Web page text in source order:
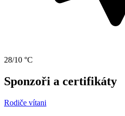
28/10 °C
Sponzoři a certifikáty
Rodiče vítani